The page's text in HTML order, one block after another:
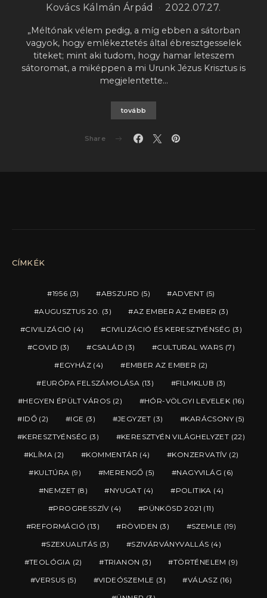
Kovács Kálmán Árpád 2022.07.27.
„Méltónak vélem pedig, a míg ebben a sátorban
vagyok, hogy emlékeztetés által ébresztgesselek
titeket; mint aki tudom, hogy hamar leteszem
sátoromat, a miképpen a mi Urunk Jézus Krisztus is
megjelentette…
tovább
Share
CÍMKÉK
1956 (3) ABSZURD (5) ADVENT (5)
AUGUSZTUS 20. (3) AZ EMBER AZ EMBER (3)
CIVILIZÁCIÓ (4) CIVILIZÁCIÓ ÉS KERESZTYÉNSÉG (3)
COVID (3) CSALÁD (3) CULTURAL WARS (7)
EGYHÁZ (4) EMBER AZ EMBER (2)
EURÓPA FELSZÁMOLÁSA (13) FILMKLUB (3)
HEGYEN ÉPÜLT VÁROS (2) HÓR-VÖLGYI LEVELEK (16)
IDŐ (2) IGE (3) JEGYZET (3) KARÁCSONY(5)
KERESZTYÉNSÉG (3) KERESZTYÉN VILÁGHELYZET (22)
KLÍMA(2) KOMMENTÁR (4) KONZERVATÍV(2)
KULTÚRA (9) MERENGŐ (5) NAGYVILÁG (6)
NEMZET (8) NYUGAT (4) POLITIKA (4)
PROGRESSZÍV(4) PÜNKÖSD 2021 (11)
REFORMÁCIÓ (13) RÖVIDEN (3) SZEMLE (19)
SZEXUALITÁS (3) SZIVÁRVÁNYVALLÁS (4)
TEOLÓGIA (2) TRIANON (3) TÖRTÉNELEM (9)
VERSUS (5) VIDEÓSZEMLE (3) VÁLASZ (16)